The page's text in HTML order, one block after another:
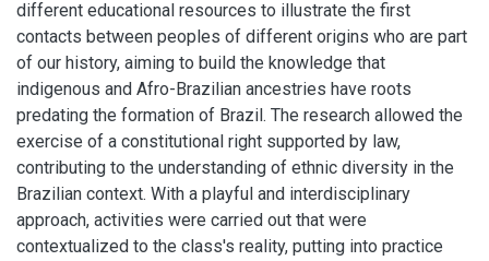
different educational resources to illustrate the first
contacts between peoples of different origins who are part
of our history, aiming to build the knowledge that
indigenous and Afro-Brazilian ancestries have roots
predating the formation of Brazil. The research allowed the
exercise of a constitutional right supported by law,
contributing to the understanding of ethnic diversity in the
Brazilian context. With a playful and interdisciplinary
approach, activities were carried out that were
contextualized to the class's reality, putting into practice